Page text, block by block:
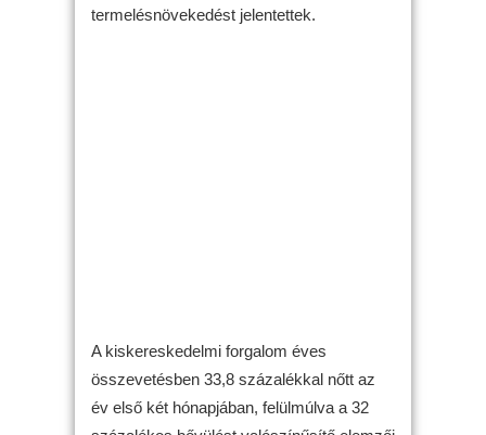
termelésnövekedést jelentettek.
A kiskereskedelmi forgalom éves
összevetésben 33,8 százalékkal nőtt az
év első két hónapjában, felülmúlva a 32